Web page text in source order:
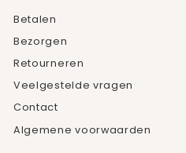
Betalen
Bezorgen
Retourneren
Veelgestelde vragen
Contact
Algemene voorwaarden